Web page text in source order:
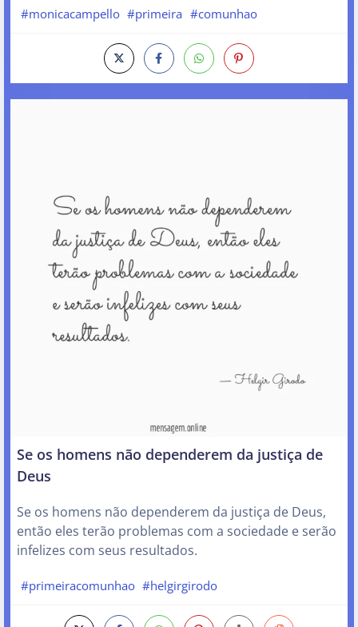
#monicacampello #primeira #comunhao
Se os homens não dependerem da justiça de
Deus
Se os homens não dependerem da justiça de Deus,
então eles terão problemas com a sociedade e serão
infelizes com seus resultados.
#primeiracomunhao #helgirgirodo